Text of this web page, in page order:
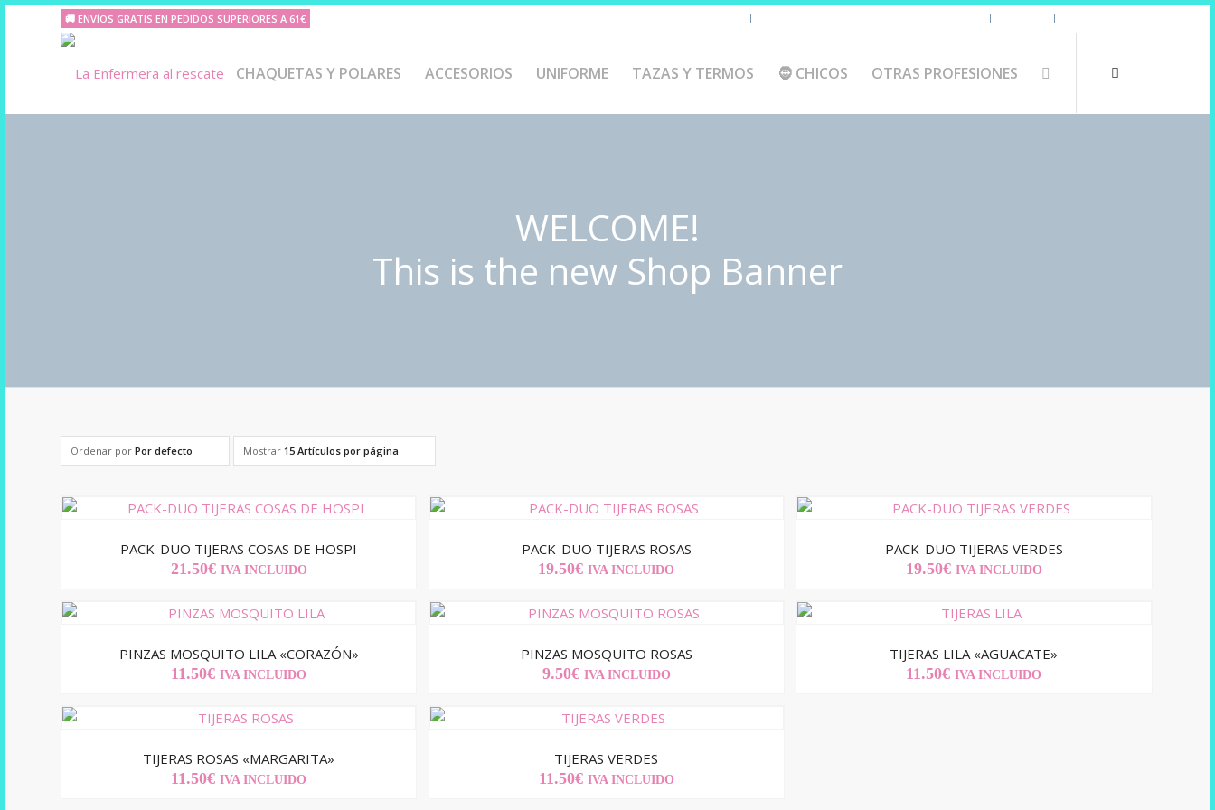
🚚 ENVÍOS GRATIS EN PEDIDOS SUPERIORES A 61€
CHAQUETAS Y POLARES ACCESORIOS UNIFORME TAZAS Y TERMOS 🧔 CHICOS OTRAS PROFESIONES
WELCOME!
This is the new Shop Banner
Ordenar por Por defecto Mostrar 15 Artículos por página
PACK-DUO TIJERAS COSAS DE HOSPI
21.50€ IVA INCLUIDO
PACK-DUO TIJERAS ROSAS
19.50€ IVA INCLUIDO
PACK-DUO TIJERAS VERDES
19.50€ IVA INCLUIDO
PINZAS MOSQUITO LILA «CORAZÓN»
11.50€ IVA INCLUIDO
PINZAS MOSQUITO ROSAS
9.50€ IVA INCLUIDO
TIJERAS LILA «AGUACATE»
11.50€ IVA INCLUIDO
TIJERAS ROSAS «MARGARITA»
11.50€ IVA INCLUIDO
TIJERAS VERDES
11.50€ IVA INCLUIDO